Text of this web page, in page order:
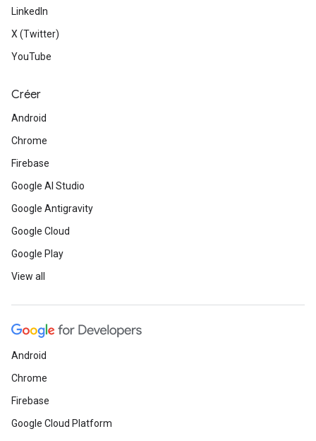
LinkedIn
X (Twitter)
YouTube
Créer
Android
Chrome
Firebase
Google AI Studio
Google Antigravity
Google Cloud
Google Play
View all
Android
Chrome
Firebase
Google Cloud Platform